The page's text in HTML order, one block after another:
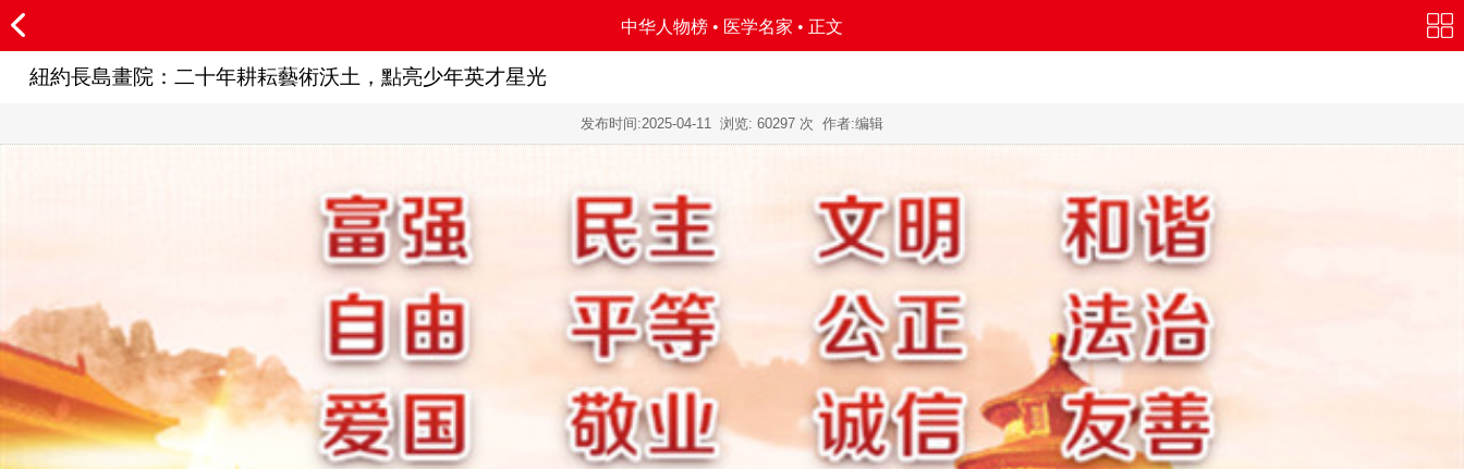
中华人物榜 • 医学名家 • 正文
紐約長島畫院：二十年耕耘藝術沃土，點亮少年英才星光
发布时间:2025-04-11 浏览: 60297 次 作者:编辑